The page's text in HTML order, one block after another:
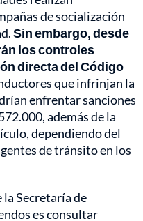
de socialización
Sin embargo, desde
los controles
directa del Código
que infrinjan la
enfrentar sanciones
además de la
dependiendo del
de tránsito en los
Secretaría de
es consultar